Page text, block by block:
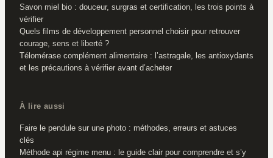
Savon miel bio : douceur, surgras et certification, les trois points à
vérifier
Quels films de développement personnel choisir pour retrouver
courage, sens et liberté ?
Télomérase complément alimentaire : l’astragale, les antioxydants
et les précautions à vérifier avant d’acheter
À lire aussi
Faire le pendule sur une photo : méthodes, erreurs et astuces
clés
Méthode api régime menu : le guide clair pour comprendre et s’y